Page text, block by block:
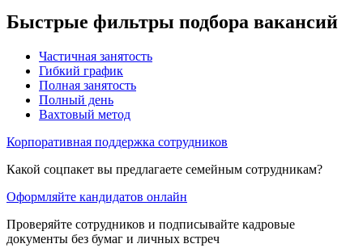
Быстрые фильтры подбора вакансий
Частичная занятость
Гибкий график
Полная занятость
Полный день
Вахтовый метод
Корпоративная поддержка сотрудников
Какой соцпакет вы предлагаете семейным сотрудникам?
Оформляйте кандидатов онлайн
Проверяйте сотрудников и подписывайте кадровые
документы без бумаг и личных встреч